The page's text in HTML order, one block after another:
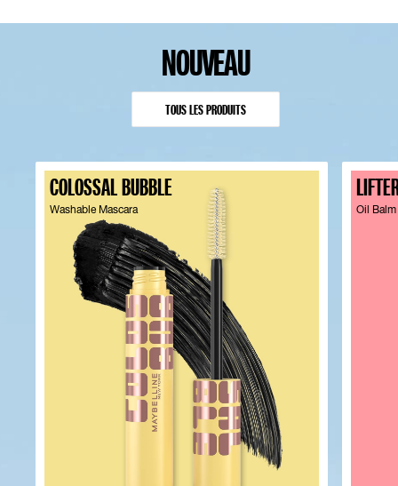
NOUVEAU
TOUS LES PRODUITS
COLOSSAL BUBBLE
Washable Mascara Oil Balm